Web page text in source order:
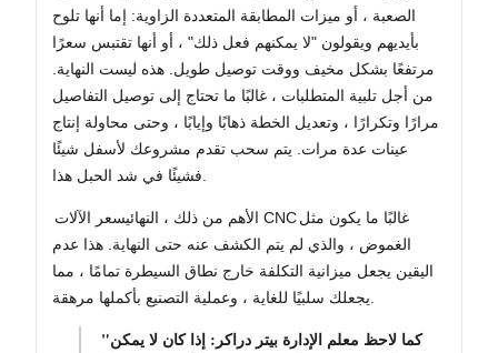
الصعبة ، أو ميزات المطابقة المتعددة الزاوية: إما أنها تلوح
بأيديهم ويقولون "لا يمكنهم فعل ذلك" ، أو أنها تقتبس سعرًا
مرتفعًا بشكل مخيف ووقت توصيل طويل. هذه ليست النهاية.
من أجل تلبية المتطلبات ، غالبًا ما تحتاج إلى توصيل التفاصيل
مرارًا وتكرارًا ، وتعديل الخطة ذهابًا وإيابًا ، وحتى محاولة إنتاج
عينات عدة مرات. يتم سحب تقدم مشروعك لأسفل شيئًا
فشيئًا في شد الحبل هذا.
الأهم من ذلك ، النهائي سعر الآلات CNCغالبًا ما يكون مثل
الغموض ، والذي لم يتم الكشف عنه حتى النهاية. هذا عدم
اليقين يجعل ميزانية التكلفة خارج نطاق السيطرة تمامًا ، مما
يجعلك سلبيًا للغاية ، وعملية التصنيع بأكملها مرهقة.
"كما لاحظ معلم الإدارة بيتر دراكر: إذا كان لا يمكن